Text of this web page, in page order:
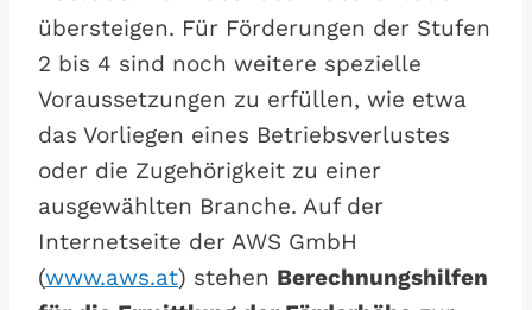
übersteigen. Für Förderungen der Stufen
2 bis 4 sind noch weitere spezielle
Voraussetzungen zu erfüllen, wie etwa
das Vorliegen eines Betriebsverlustes
oder die Zugehörigkeit zu einer
ausgewählten Branche. Auf der
Internetseite der AWS GmbH
(www.aws.at) stehen Berechnungshilfen